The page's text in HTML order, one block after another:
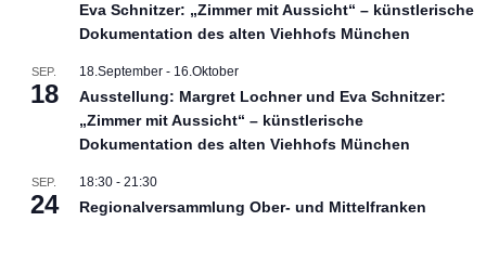
Eva Schnitzer: „Zimmer mit Aussicht“ – künstlerische
Dokumentation des alten Viehhofs München
SEP.
18
18.September- 16.Oktober
Ausstellung: Margret Lochner und Eva Schnitzer:
„Zimmer mit Aussicht“ – künstlerische
Dokumentation des alten Viehhofs München
SEP.
24
18:30- 21:30
Regionalversammlung Ober- und Mittelfranken